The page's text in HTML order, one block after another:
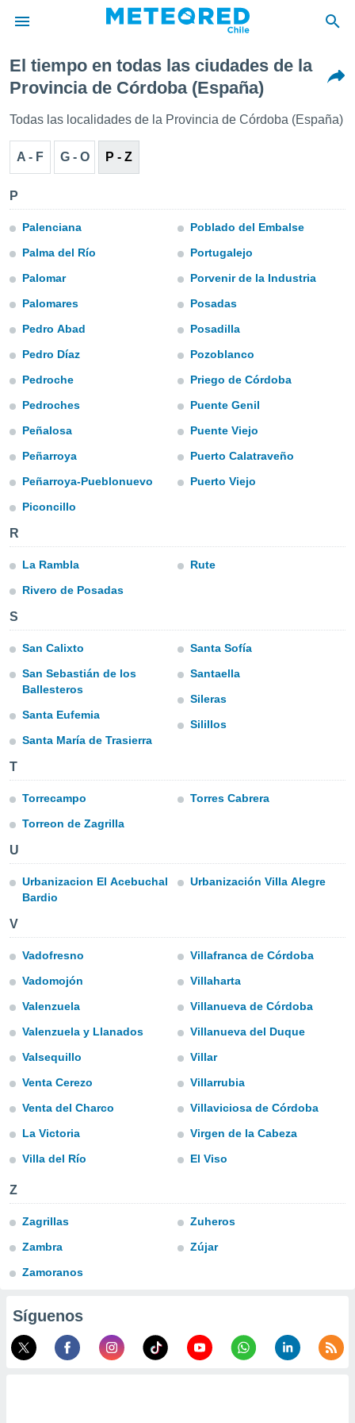
de
por
para
la
que se
a este
forma
basada
contenido
la
todas
ya sean
en
como
perfil
más
nuestra
de
disponible
de
sitio
En
de que
sean
el sitio
se
ni para
aunque
no
Puedes
ACEPTAR
CONTINUAR
CONFIGURACIÓN
El tiempo en todas las ciudades de la
Provincia de Córdoba (España)
Todas las localidades de la Provincia de Córdoba (España)
A - F G - O P - Z
P
Palenciana
Palma del Río
Palomar
Palomares
Pedro Abad
Pedro Díaz
Pedroche
Pedroches
Peñalosa
Peñarroya
Peñarroya-Pueblonuevo
Piconcillo
Poblado del Embalse
Portugalejo
Porvenir de la Industria
Posadas
Posadilla
Pozoblanco
Priego de Córdoba
Puente Genil
Puente Viejo
Puerto Calatraveño
Puerto Viejo
R
La Rambla
Rivero de Posadas
Rute
S
San Calixto
San Sebastián de los
Ballesteros
Santa Eufemia
Santa María de Trasierra
Santa Sofía
Santaella
Sileras
Silillos
T
Torrecampo
Torreon de Zagrilla
Torres Cabrera
U
Urbanizacion El Acebuchal
Bardio
Urbanización Villa Alegre
V
Vadofresno
Vadomojón
Valenzuela
Valenzuela y Llanados
Valsequillo
Venta Cerezo
Venta del Charco
La Victoria
Villa del Río
Villafranca de Córdoba
Villaharta
Villanueva de Córdoba
Villanueva del Duque
Villar
Villarrubia
Villaviciosa de Córdoba
Virgen de la Cabeza
El Viso
Z
Zagrillas
Zambra
Zamoranos
Zuheros
Zújar
Síguenos